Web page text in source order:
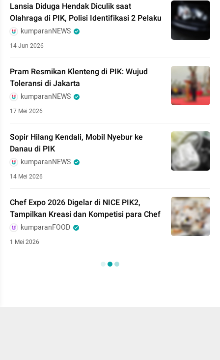
Lansia Diduga Hendak Diculik saat
Olahraga di PIK, Polisi Identifikasi 2 Pelaku
kumparanNEWS
14 Jun 2026
Pram Resmikan Klenteng di PIK: Wujud
Toleransi di Jakarta
kumparanNEWS
17 Mei 2026
Sopir Hilang Kendali, Mobil Nyebur ke
Danau di PIK
kumparanNEWS
14 Mei 2026
Chef Expo 2026 Digelar di NICE PIK2,
Tampilkan Kreasi dan Kompetisi para Chef
kumparanFOOD
1 Mei 2026